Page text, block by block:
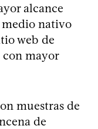
alcance
medio nativo
web de
mayor
muestras de
de